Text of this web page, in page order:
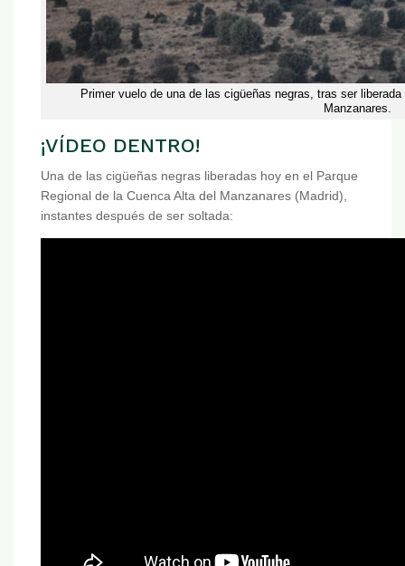
Primer vuelo de una de las cigüeñas negras, tras ser
Manzanares.
¡VÍDEO DENTRO!
Una de las cigüeñas negras liberadas hoy en el Parque
Regional de la Cuenca Alta del Manzanares (Madrid),
instantes después de ser soltada: